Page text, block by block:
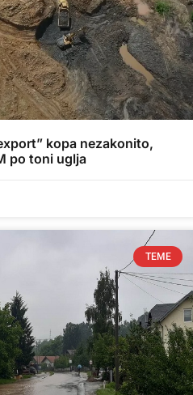
kopa nezakonito,
po toni uglja
TEME